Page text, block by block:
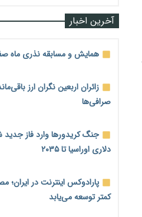
آخرین اخبار
همایش و مسابقه نذری ماه
زائران اربعین نگران ارز
صرافی‌ها
دلاری اوراسیا تا ۲۰۳۵
پارادوکس اینترنت در ایران؛
کمتر توسعه می‌یابد